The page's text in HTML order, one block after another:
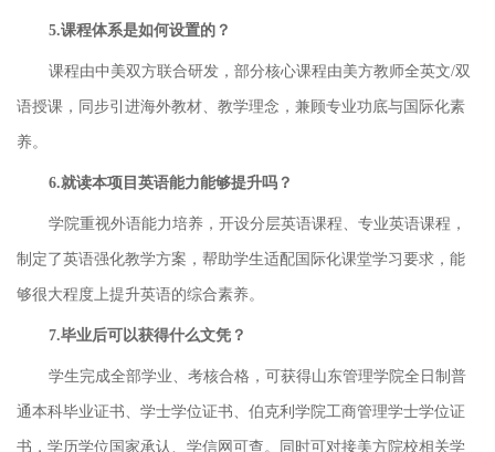
5.课程体系是如何设置的？
课程由中美双方联合研发，部分核心课程由美方教师全英文/双
语授课，同步引进海外教材、教学理念，兼顾专业功底与国际化素
养。
6.就读本项目英语能力能够提升吗？
学院重视外语能力培养，开设分层英语课程、专业英语课程，
制定了英语强化教学方案，帮助学生适配国际化课堂学习要求，能
够很大程度上提升英语的综合素养。
7.毕业后可以获得什么文凭？
学生完成全部学业、考核合格，可获得山东管理学院全日制普
通本科毕业证书、学士学位证书、伯克利学院工商管理学士学位证
书，学历学位国家承认、学信网可查。同时可对接美方院校相关学